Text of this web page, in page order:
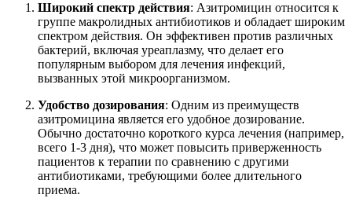
Широкий спектр действия: Азитромицин относится к
группе макролидных антибиотиков и обладает широким
спектром действия. Он эффективен против различных
бактерий, включая уреаплазму, что делает его
популярным выбором для лечения инфекций,
вызванных этой микроорганизмом.
Удобство дозирования: Одним из преимуществ
азитромицина является его удобное дозирование.
Обычно достаточно короткого курса лечения (например,
всего 1-3 дня), что может повысить приверженность
пациентов к терапии по сравнению с другими
антибиотиками, требующими более длительного
приема.